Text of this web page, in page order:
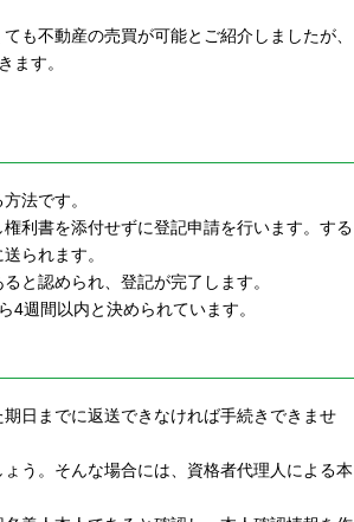
も不動産の売買が可能とご紹介しましたが、
ます。
法です。
利書を添付せずに登記申請を行います。する
られます。
と認められ、登記が完了します。
週間以内と決められています。
日までに返送できなければ手続きできませ
う。そんな場合には、資格者代理人による本